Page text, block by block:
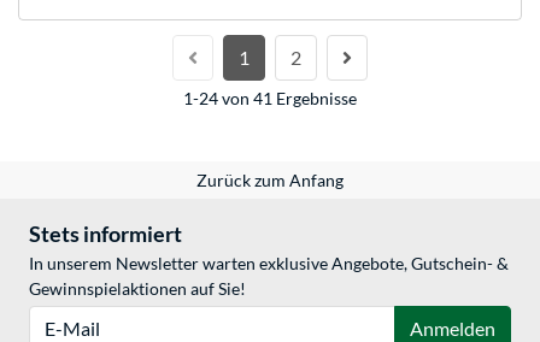
1 2
1-24 von 41 Ergebnisse
Zurück zum Anfang
Stets informiert
In unserem Newsletter warten exklusive Angebote, Gutschein- &
Gewinnspielaktionen auf Sie!
Anmelden